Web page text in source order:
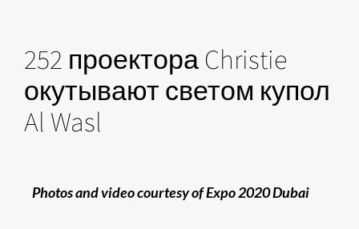
252 проектора Christie
окутывают светом купол
Al Wasl
Photos and video courtesy of Expo 2020 Dubai